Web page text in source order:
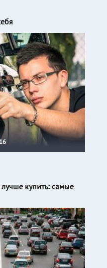
купить: самые